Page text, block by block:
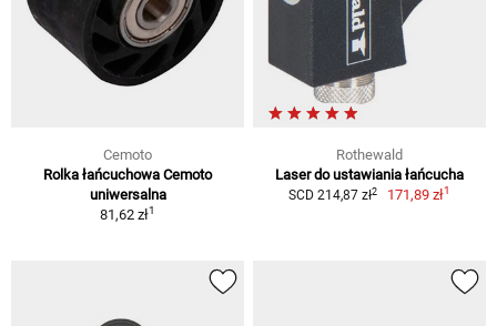
Cemoto
Rolka łańcuchowa Cemoto
uniwersalna
81,62 zł1
Rothewald
Laser do ustawiania łańcucha
SCD 214,87 zł2 171,89 zł1